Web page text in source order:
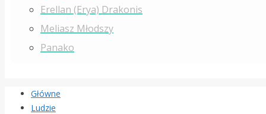
Erellan (Erya) Drakonis
Meliasz Młodszy
Panako
Główne
Ludzie